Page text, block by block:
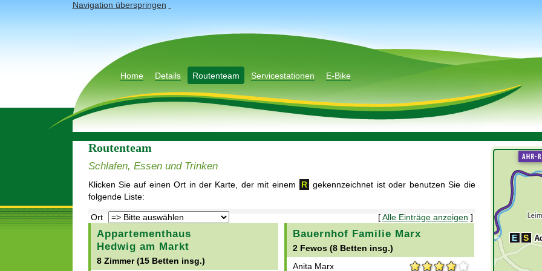
Navigation überspringen
Home Details Routenteam Servicestationen E-Bike
E S
Routenteam
Schlafen, Essen und Trinken
Klicken Sie auf einen Ort in der Karte, der mit einem R gekennzeichnet ist oder benutzen Sie die
folgende Liste:
Ort [Alle Einträge anzeigen ]
Appartementhaus
Hedwig am Markt
8 Zimmer (15 Betten insg.)
Bauernhof Familie Marx
2 Fewos (8 Betten insg.)
Anita Marx